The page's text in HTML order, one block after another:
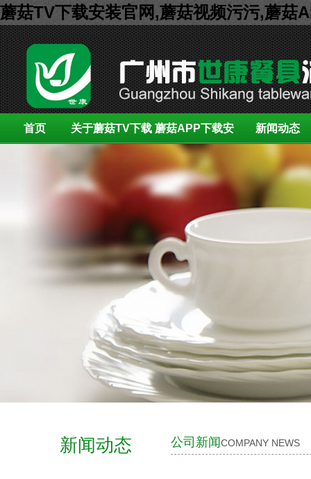
蘑菇TV下载安装官网,蘑菇视频污污,蘑菇
首页 关于蘑菇TV下载 蘑菇APP下载安
装展示
新闻动态
新闻动态 公司新闻COMPANY NEWS